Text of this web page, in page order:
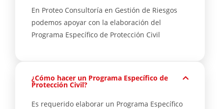
En Proteo Consultoría en Gestión de Riesgos
podemos apoyar con la elaboración del
Programa Específico de Protección Civil
¿Cómo hacer un Programa Específico de
Protección Civil?
Es requerido elaborar un Programa Específico